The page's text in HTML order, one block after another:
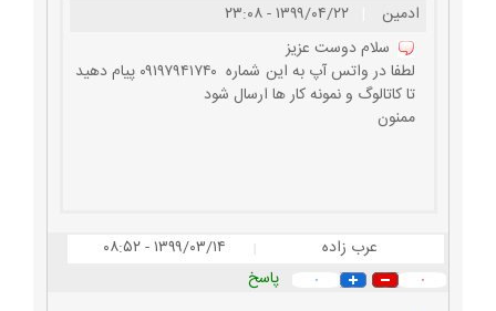
ادمین
۱۳۹۹/۰۴/۲۲ - ۲۳:۰۸
سلام دوست عزیز
لطفا در واتس آپ به این شماره ۰۹۱۹۷۹۴۱۷۴۰ پیام دهید
تا کاتالوگ و نمونه کار ها ارسال شود
ممنون
عرب زاده | ۱۳۹۹/۰۳/۱۴ - ۰۸:۵۲
۰ ۰
پاسخ